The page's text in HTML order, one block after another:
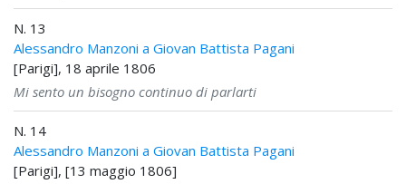
N. 13
Alessandro Manzoni a Giovan Battista Pagani
[Parigi], 18 aprile 1806
Mi sento un bisogno continuo di parlarti
N. 14
Alessandro Manzoni a Giovan Battista Pagani
[Parigi], [13 maggio 1806]